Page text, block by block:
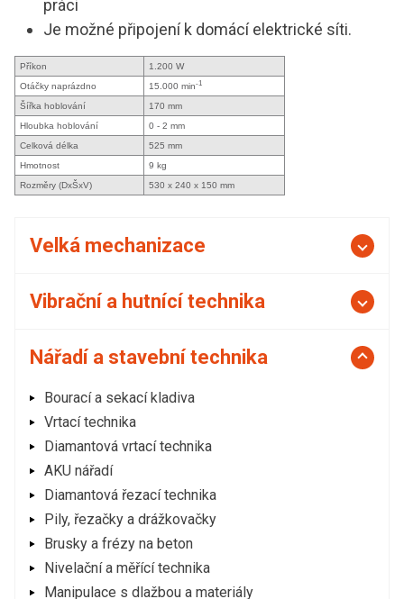
Velká mechanizace
Vibrační a hutnící technika
Nářadí a stavební technika
Bourací a sekací kladiva
Vrtací technika
Diamantová vrtací technika
AKU nářadí
Diamantová řezací technika
Pily, řezačky a drážkovačky
Brusky a frézy na beton
Nivelační a měřící technika
Manipulace s dlažbou a materiály
práci
Je možné připojení k domácí elektrické síti.
Příkon
1.200 W
Otáčky naprázdno
15.000 min-1
Šířka hoblování
170 mm
Hloubka hoblování
0 - 2 mm
Celková délka
525 mm
Hmotnost
9 kg
Rozměry (DxŠxV)
530 x 240 x 150 mm